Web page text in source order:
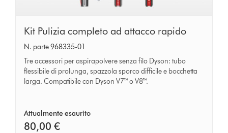
Kit
Pulizia
completo
ad
attacco
Kit Pulizia completo ad attacco rapido
N. parte 968335-01
Tre accessori per aspirapolvere senza filo Dyson: tubo
flessibile di prolunga, spazzola sporco difficile e bocchetta
larga. Compatibile con Dyson V7™ o V8™.
Attualmente esaurito
80,00 €